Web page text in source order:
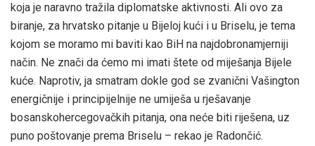
koja je naravno tražila diplomatske aktivnosti. Ali ovo za
biranje, za hrvatsko pitanje u Bijeloj kući i u Briselu, je tema
kojom se moramo mi baviti kao BiH na najdobronamjerniji
način. Ne znači da ćemo mi imati štete od miješanja Bijele
kuće. Naprotiv, ja smatram dokle god se zvanični Vašington
energičnije i principijelnije ne umiješa u rješavanje
bosanskohercegovačkih pitanja, ona neće biti riješena, uz
puno poštovanje prema Briselu – rekao je Radončić.